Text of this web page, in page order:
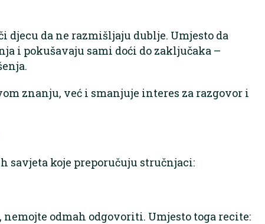
djecu da ne razmišljaju dublje. Umjesto da
i pokušavaju sami doći do zaključaka –
znanju, već i smanjuje interes za razgovor i
savjeta koje preporučuju stručnjaci:
nemojte odmah odgovoriti. Umjesto toga recite: